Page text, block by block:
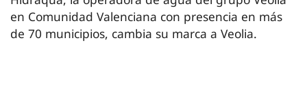
en Comunidad Valenciana con presencia en más
de 70 municipios, cambia su marca a Veolia.